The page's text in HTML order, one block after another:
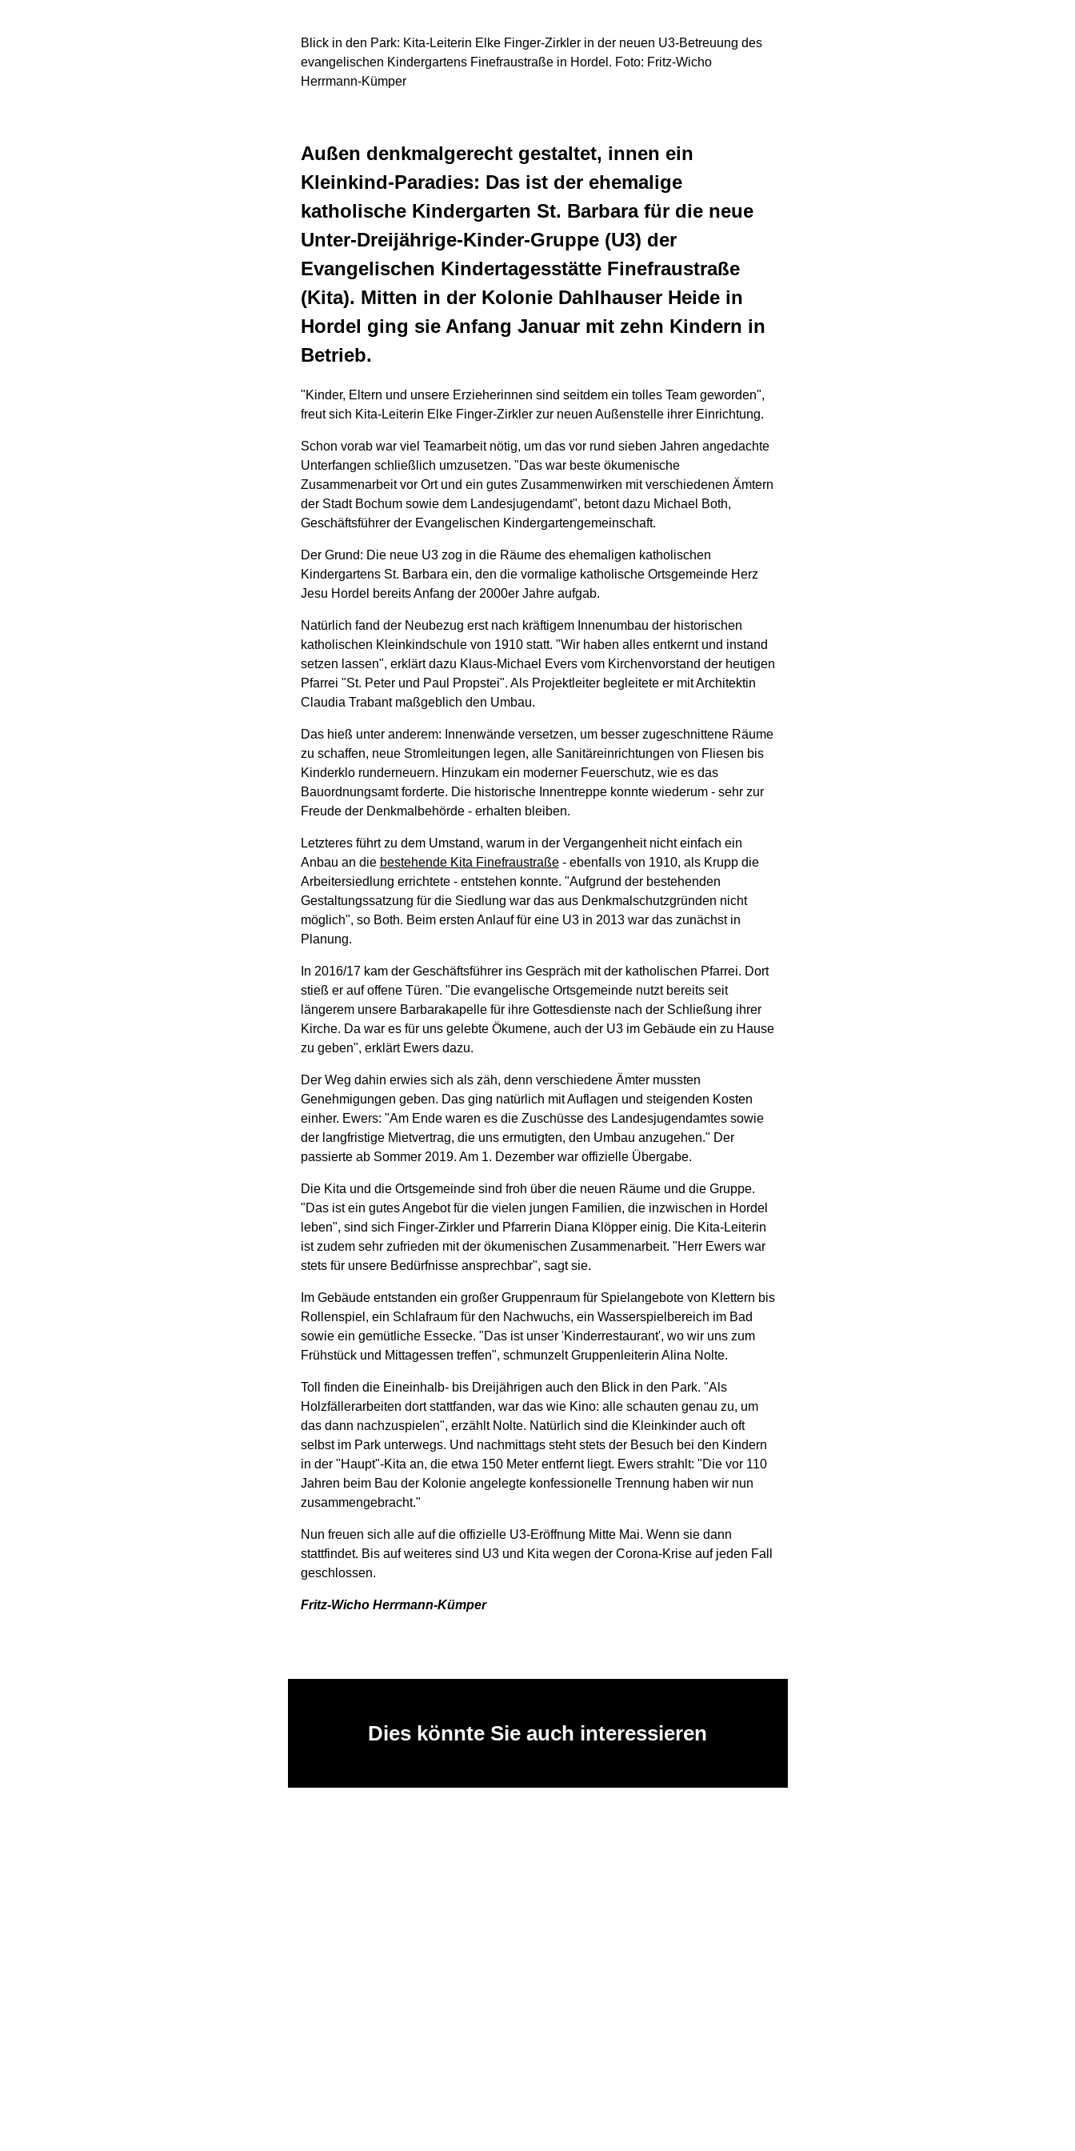
Blick in den Park: Kita-Leiterin Elke Finger-Zirkler in der neuen U3-Betreuung des
evangelischen Kindergartens Finefraustraße in Hordel. Foto: Fritz-Wicho
Herrmann-Kümper
Außen denkmalgerecht gestaltet, innen ein
Kleinkind-Paradies: Das ist der ehemalige
katholische Kindergarten St. Barbara für die neue
Unter-Dreijährige-Kinder-Gruppe (U3) der
Evangelischen Kindertagesstätte Finefraustraße
(Kita). Mitten in der Kolonie Dahlhauser Heide in
Hordel ging sie Anfang Januar mit zehn Kindern in
Betrieb.
"Kinder, Eltern und unsere Erzieherinnen sind seitdem ein tolles Team geworden",
freut sich Kita-Leiterin Elke Finger-Zirkler zur neuen Außenstelle ihrer Einrichtung.
Schon vorab war viel Teamarbeit nötig, um das vor rund sieben Jahren angedachte
Unterfangen schließlich umzusetzen. "Das war beste ökumenische
Zusammenarbeit vor Ort und ein gutes Zusammenwirken mit verschiedenen Ämtern
der Stadt Bochum sowie dem Landesjugendamt", betont dazu Michael Both,
Geschäftsführer der Evangelischen Kindergartengemeinschaft.
Der Grund: Die neue U3 zog in die Räume des ehemaligen katholischen
Kindergartens St. Barbara ein, den die vormalige katholische Ortsgemeinde Herz
Jesu Hordel bereits Anfang der 2000er Jahre aufgab.
Natürlich fand der Neubezug erst nach kräftigem Innenumbau der historischen
katholischen Kleinkindschule von 1910 statt. "Wir haben alles entkernt und instand
setzen lassen", erklärt dazu Klaus-Michael Evers vom Kirchenvorstand der heutigen
Pfarrei "St. Peter und Paul Propstei". Als Projektleiter begleitete er mit Architektin
Claudia Trabant maßgeblich den Umbau.
Das hieß unter anderem: Innenwände versetzen, um besser zugeschnittene Räume
zu schaffen, neue Stromleitungen legen, alle Sanitäreinrichtungen von Fliesen bis
Kinderklo runderneuern. Hinzukam ein moderner Feuerschutz, wie es das
Bauordnungsamt forderte. Die historische Innentreppe konnte wiederum - sehr zur
Freude der Denkmalbehörde - erhalten bleiben.
Letzteres führt zu dem Umstand, warum in der Vergangenheit nicht einfach ein
Anbau an die bestehende Kita Finefraustraße- ebenfalls von 1910, als Krupp die
Arbeitersiedlung errichtete - entstehen konnte. "Aufgrund der bestehenden
Gestaltungssatzung für die Siedlung war das aus Denkmalschutzgründen nicht
möglich", so Both. Beim ersten Anlauf für eine U3 in 2013 war das zunächst in
Planung.
In 2016/17 kam der Geschäftsführer ins Gespräch mit der katholischen Pfarrei. Dort
stieß er auf offene Türen. "Die evangelische Ortsgemeinde nutzt bereits seit
längerem unsere Barbarakapelle für ihre Gottesdienste nach der Schließung ihrer
Kirche. Da war es für uns gelebte Ökumene, auch der U3 im Gebäude ein zu Hause
zu geben", erklärt Ewers dazu.
Der Weg dahin erwies sich als zäh, denn verschiedene Ämter mussten
Genehmigungen geben. Das ging natürlich mit Auflagen und steigenden Kosten
einher. Ewers: "Am Ende waren es die Zuschüsse des Landesjugendamtes sowie
der langfristige Mietvertrag, die uns ermutigten, den Umbau anzugehen." Der
passierte ab Sommer 2019. Am 1. Dezember war offizielle Übergabe.
Die Kita und die Ortsgemeinde sind froh über die neuen Räume und die Gruppe.
"Das ist ein gutes Angebot für die vielen jungen Familien, die inzwischen in Hordel
leben", sind sich Finger-Zirkler und Pfarrerin Diana Klöpper einig. Die Kita-Leiterin
ist zudem sehr zufrieden mit der ökumenischen Zusammenarbeit. "Herr Ewers war
stets für unsere Bedürfnisse ansprechbar", sagt sie.
Im Gebäude entstanden ein großer Gruppenraum für Spielangebote von Klettern bis
Rollenspiel, ein Schlafraum für den Nachwuchs, ein Wasserspielbereich im Bad
sowie ein gemütliche Essecke. "Das ist unser 'Kinderrestaurant', wo wir uns zum
Frühstück und Mittagessen treffen", schmunzelt Gruppenleiterin Alina Nolte.
Toll finden die Eineinhalb- bis Dreijährigen auch den Blick in den Park. "Als
Holzfällerarbeiten dort stattfanden, war das wie Kino: alle schauten genau zu, um
das dann nachzuspielen", erzählt Nolte. Natürlich sind die Kleinkinder auch oft
selbst im Park unterwegs. Und nachmittags steht stets der Besuch bei den Kindern
in der "Haupt"-Kita an, die etwa 150 Meter entfernt liegt. Ewers strahlt: "Die vor 110
Jahren beim Bau der Kolonie angelegte konfessionelle Trennung haben wir nun
zusammengebracht."
Nun freuen sich alle auf die offizielle U3-Eröffnung Mitte Mai. Wenn sie dann
stattfindet. Bis auf weiteres sind U3 und Kita wegen der Corona-Krise auf jeden Fall
geschlossen.
Fritz-Wicho Herrmann-Kümper
Dies könnte Sie auch interessieren